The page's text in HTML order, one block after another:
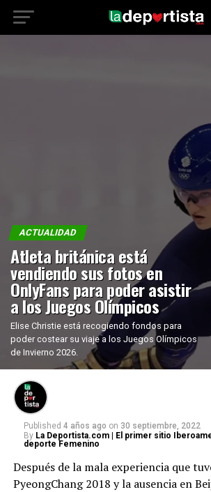
ACTUALIDAD
Atleta británica está
vendiendo sus fotos en
OnlyFans para poder asistir
a los Juegos Olímpicos
Elise Christie está recogiendo fondos para
poder costear su viaje a los Juegos Olímpicos
de Invierno 2026.
Published 4 años ago on 30 septiembre, 2022
By La Deportista.com | El primer sitio
deporte Femenino
Después de la mala experiencia que
PyeongChang 2018 y la ausencia en